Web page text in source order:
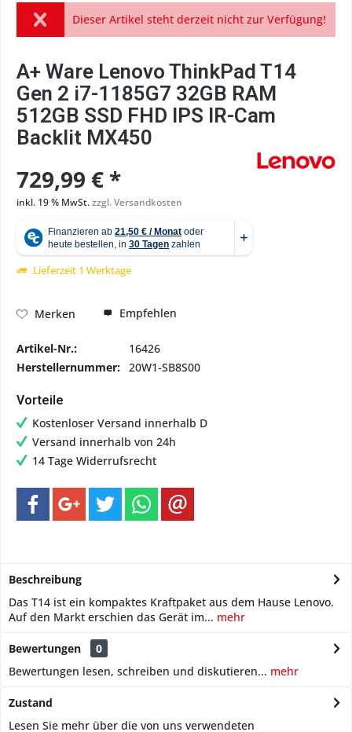
Dieser Artikel steht derzeit nicht zur Verfügung!
A+ Ware Lenovo ThinkPad T14
Gen 2 i7-1185G7 32GB RAM
512GB SSD FHD IPS IR-Cam
Backlit MX450
729,99 € *
inkl. 19 % MwSt.zzgl. Versandkosten
Lieferzeit 1 Werktage
Merken Empfehlen
Artikel-Nr.:
16426
Herstellernummer: 20W1-SB8S00
Vorteile
Kostenloser Versand innerhalb D
Versand innerhalb von 24h
14 Tage Widerrufsrecht
Beschreibung
Das T14 ist ein kompaktes Kraftpaket aus dem Hause Lenovo.
Auf den Markt erschien das Gerät im... mehr
Bewertungen
0
Bewertungen lesen, schreiben und diskutieren... mehr
Zustand
Lesen Sie mehr über die von uns verwendeten